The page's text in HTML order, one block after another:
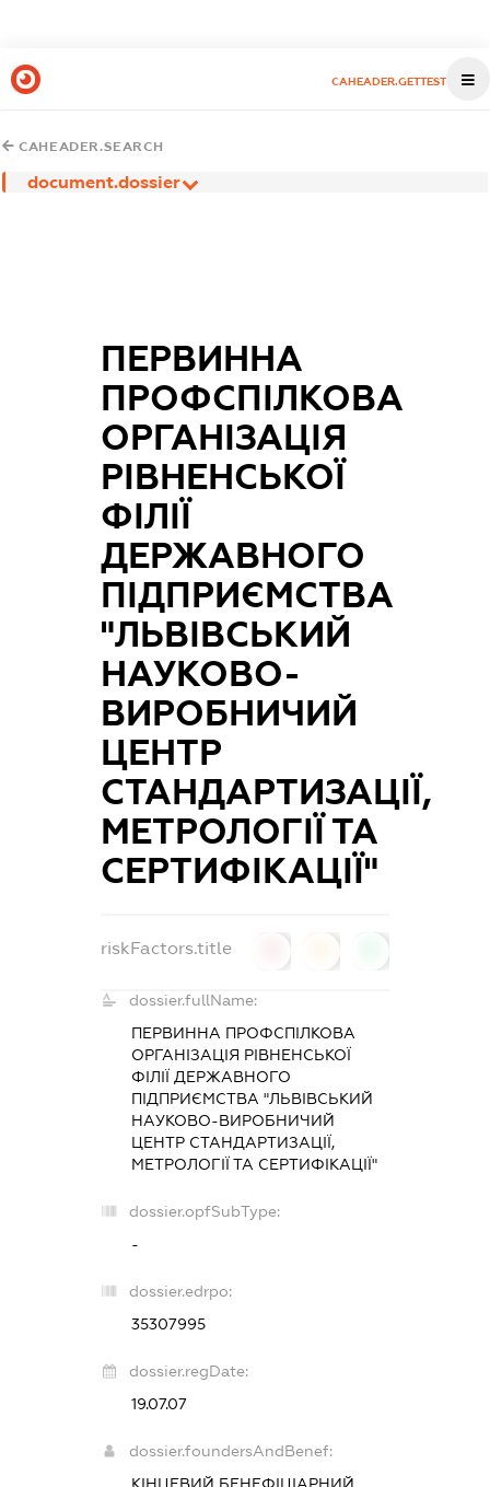
CAHEADER.GETTEST
CAHEADER.SEARCH
document.dossier
ПЕРВИННА
ПРОФСПІЛКОВА
ОРГАНІЗАЦІЯ
РІВНЕНСЬКОЇ
ФІЛІЇ
ДЕРЖАВНОГО
ПІДПРИЄМСТВА
"ЛЬВІВСЬКИЙ
НАУКОВО-
ВИРОБНИЧИЙ
ЦЕНТР
СТАНДАРТИЗАЦІЇ,
МЕТРОЛОГІЇ ТА
СЕРТИФІКАЦІЇ"
riskFactors.title
dossier.fullName:
ПЕРВИННА ПРОФСПІЛКОВА
ОРГАНІЗАЦІЯ РІВНЕНСЬКОЇ
ФІЛІЇ ДЕРЖАВНОГО
ПІДПРИЄМСТВА "ЛЬВІВСЬКИЙ
НАУКОВО-ВИРОБНИЧИЙ
ЦЕНТР СТАНДАРТИЗАЦІЇ,
МЕТРОЛОГІЇ ТА СЕРТИФІКАЦІЇ"
dossier.opfSubType:
-
dossier.edrpo:
35307995
dossier.regDate:
19.07.07
dossier.foundersAndBenef: